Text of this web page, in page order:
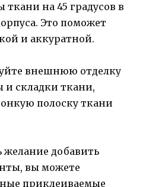
ткани на 45 градусов в
Это поможет
и аккуратной.
внешнюю отделку
и складки ткани,
полоску ткани
желание добавить
вы можете
приклеиваемые